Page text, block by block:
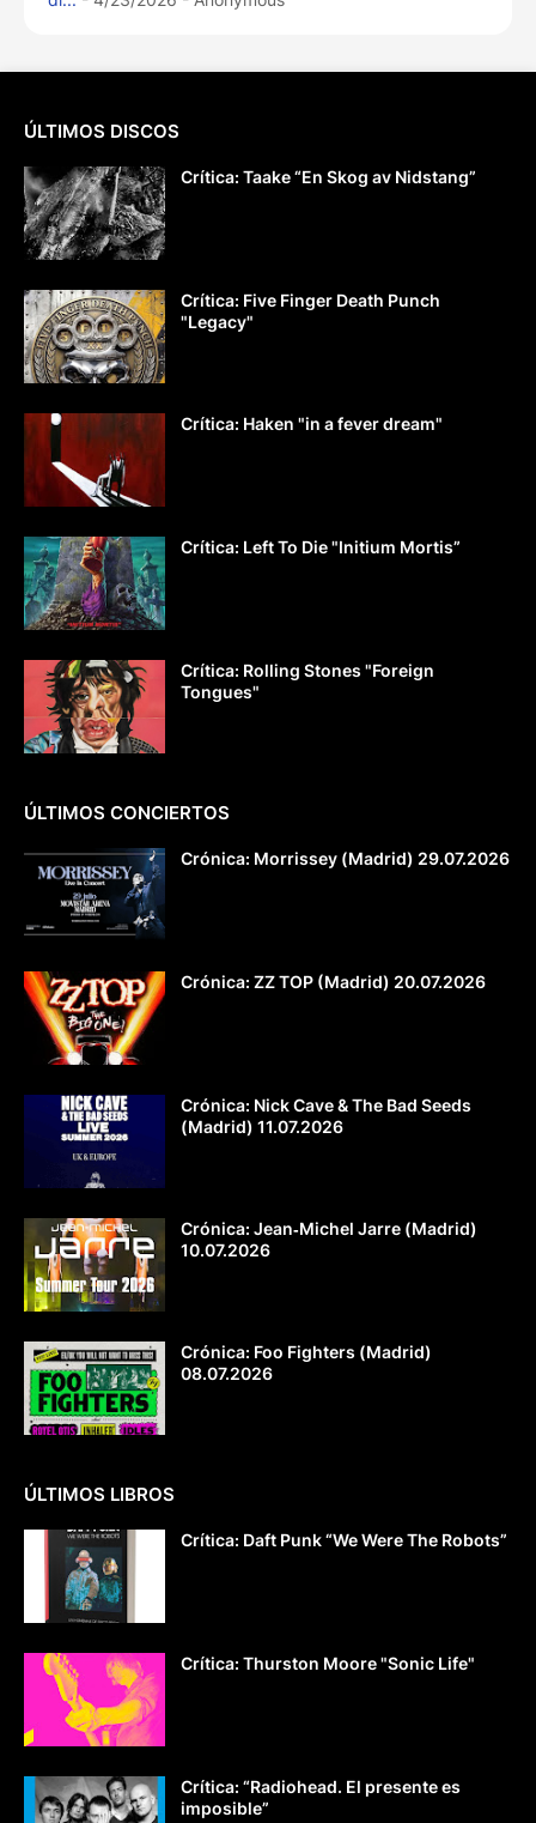
ÚLTIMOS DISCOS
Crítica: Taake “En Skog av Nidstang”
Crítica: Five Finger Death Punch
"Legacy"
Crítica: Haken "in a fever dream"
Crítica: Left To Die "Initium Mortis”
Crítica: Rolling Stones "Foreign
Tongues"
ÚLTIMOS CONCIERTOS
Crónica: Morrissey (Madrid) 29.07.2026
Crónica: ZZ TOP (Madrid) 20.07.2026
Crónica: Nick Cave & The Bad Seeds
(Madrid) 11.07.2026
Crónica: Jean‐Michel Jarre (Madrid)
10.07.2026
Crónica: Foo Fighters (Madrid)
08.07.2026
ÚLTIMOS LIBROS
Crítica: Daft Punk “We Were The Robots”
Crítica: Thurston Moore "Sonic Life"
Crítica: “Radiohead. El presente es
imposible”